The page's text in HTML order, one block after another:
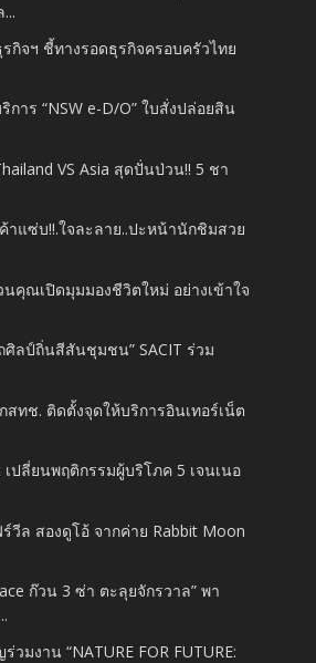
กิจฯ ชี้ทางรอดธุรกิจครอบครัวไทย
การ “NSW e-D/O” ใบสั่งปล่อยสิน
VS Asia สุดปั่นป่วน!! 5 ชา
าแซ่บ!!.ใจละลาย..ปะหน้านักชิมสวย
นคุณเปิดมุมมองชีวิตใหม่ อย่างเข้าใจ
ศิลป์ถิ่นสีสันชุมชน” SACIT ร่วม
สทช. ติดตั้งจุดให้บริการอินเทอร์เน็ต
เปลี่ยนพฤติกรรมผู้บริโภค 5 เจนเนอ
ร์วีล สองดูโอ้ จากค่าย Rabbit Moon
ก๊วน 3 ซ่า ตะลุยจักรวาล” พา
วมงาน “NATURE FOR FUTURE: